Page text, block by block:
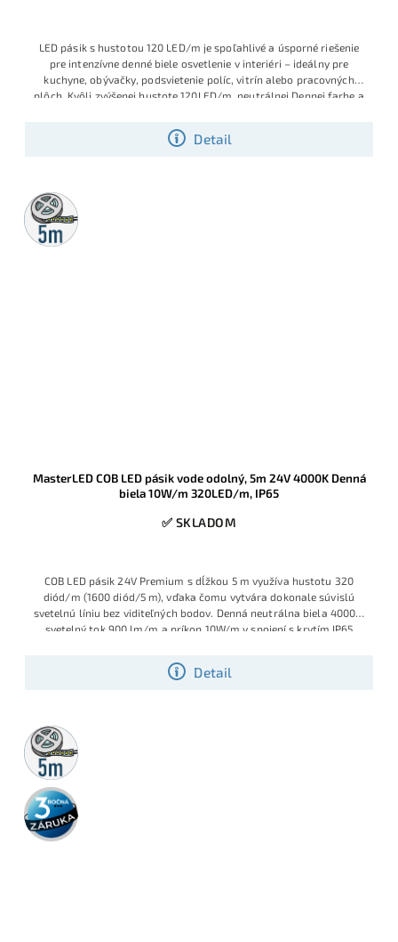
Detail
LED pásik s hustotou 120 LED/m je spoľahlivé a úsporné riešenie
pre intenzívne denné biele osvetlenie v interiéri – ideálny pre
kuchyne, obývačky, podsvietenie políc, vitrín alebo pracovných
plôch. Kvôli zvýšenej hustote 120LED/m, neutrálnej Dennej farbe a
najviac používané SMD LED pásiky
5m
rolka
MasterLED COB LED pásik vode odolný, 5m 24V 4000K Denná
biela 10W/m 320LED/m, IP65
✅ SKLADOM
Detail
COB LED pásik 24V Premium s dĺžkou 5 m využíva hustotu 320
diód/m (1600 diód/5 m), vďaka čomu vytvára dokonale súvislú
svetelnú líniu bez viditeľných bodov. Denná neutrálna biela 4000K,
svetelný tok 900 lm/m a príkon 10W/m v spojení s krytím IP65
kuchynské linky, kúpeľne aj exteriérové lišty a pergoly.
5m
rolka
3 roky
záruka